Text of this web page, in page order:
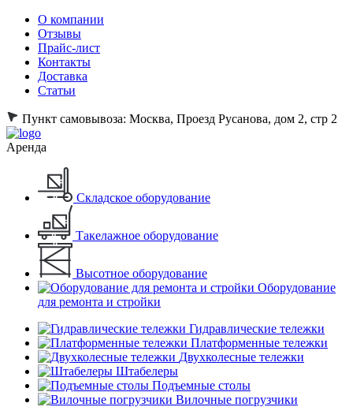
О компании
Отзывы
Прайс-лист
Контакты
Доставка
Статьи
Пункт самовывоза: Москва, Проезд Русанова, дом 2, стр 2
Аренда
Складское оборудование
Такелажное оборудование
Высотное оборудование
Оборудование
для ремонта и стройки
Гидравлические тележки
Платформенные тележки
Двухколесные тележки
Штабелеры
Подъемные столы
Вилочные погрузчики